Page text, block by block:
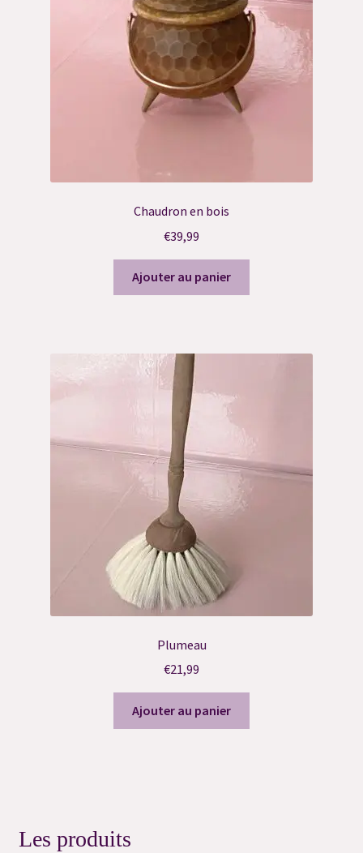
Validation de la commande
Chaudron en bois
€39,99
Ajouter au panier
Plumeau
€21,99
Ajouter au panier
Les produits